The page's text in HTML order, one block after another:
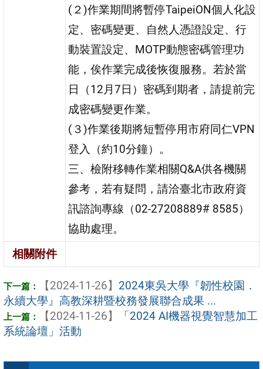
(２)作業期間將暫停TaipeiON個人化設
定、密碼變更、自然人憑證設定、行
動裝置設定、MOTP動態密碼管理功
能，俟作業完成後恢復服務。若於當
日（12月7日）密碼到期者，請提前完
成密碼變更作業。
(３)作業後期將短暫停用市府同仁VPN
登入（約10分鐘）。
三、檢附移轉作業相關Q&A供各機關
參考，若有疑問，請洽臺北市政府資
訊諮詢專線（02-27208889# 8585）
協助處理。
相關附件
【2024-11-26】 2024東吳大學『韌性校園．
永續大學』高教深耕暨校務發展聯合成果 ...
【2024-11-26】
「2024 AI機器視覺智慧加工
系統論壇」活動